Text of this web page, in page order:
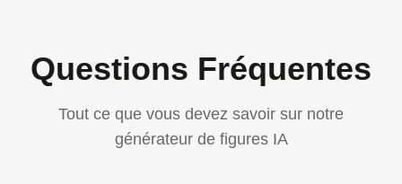
Questions Fréquentes
Tout ce que vous devez savoir sur notre
générateur de figures IA